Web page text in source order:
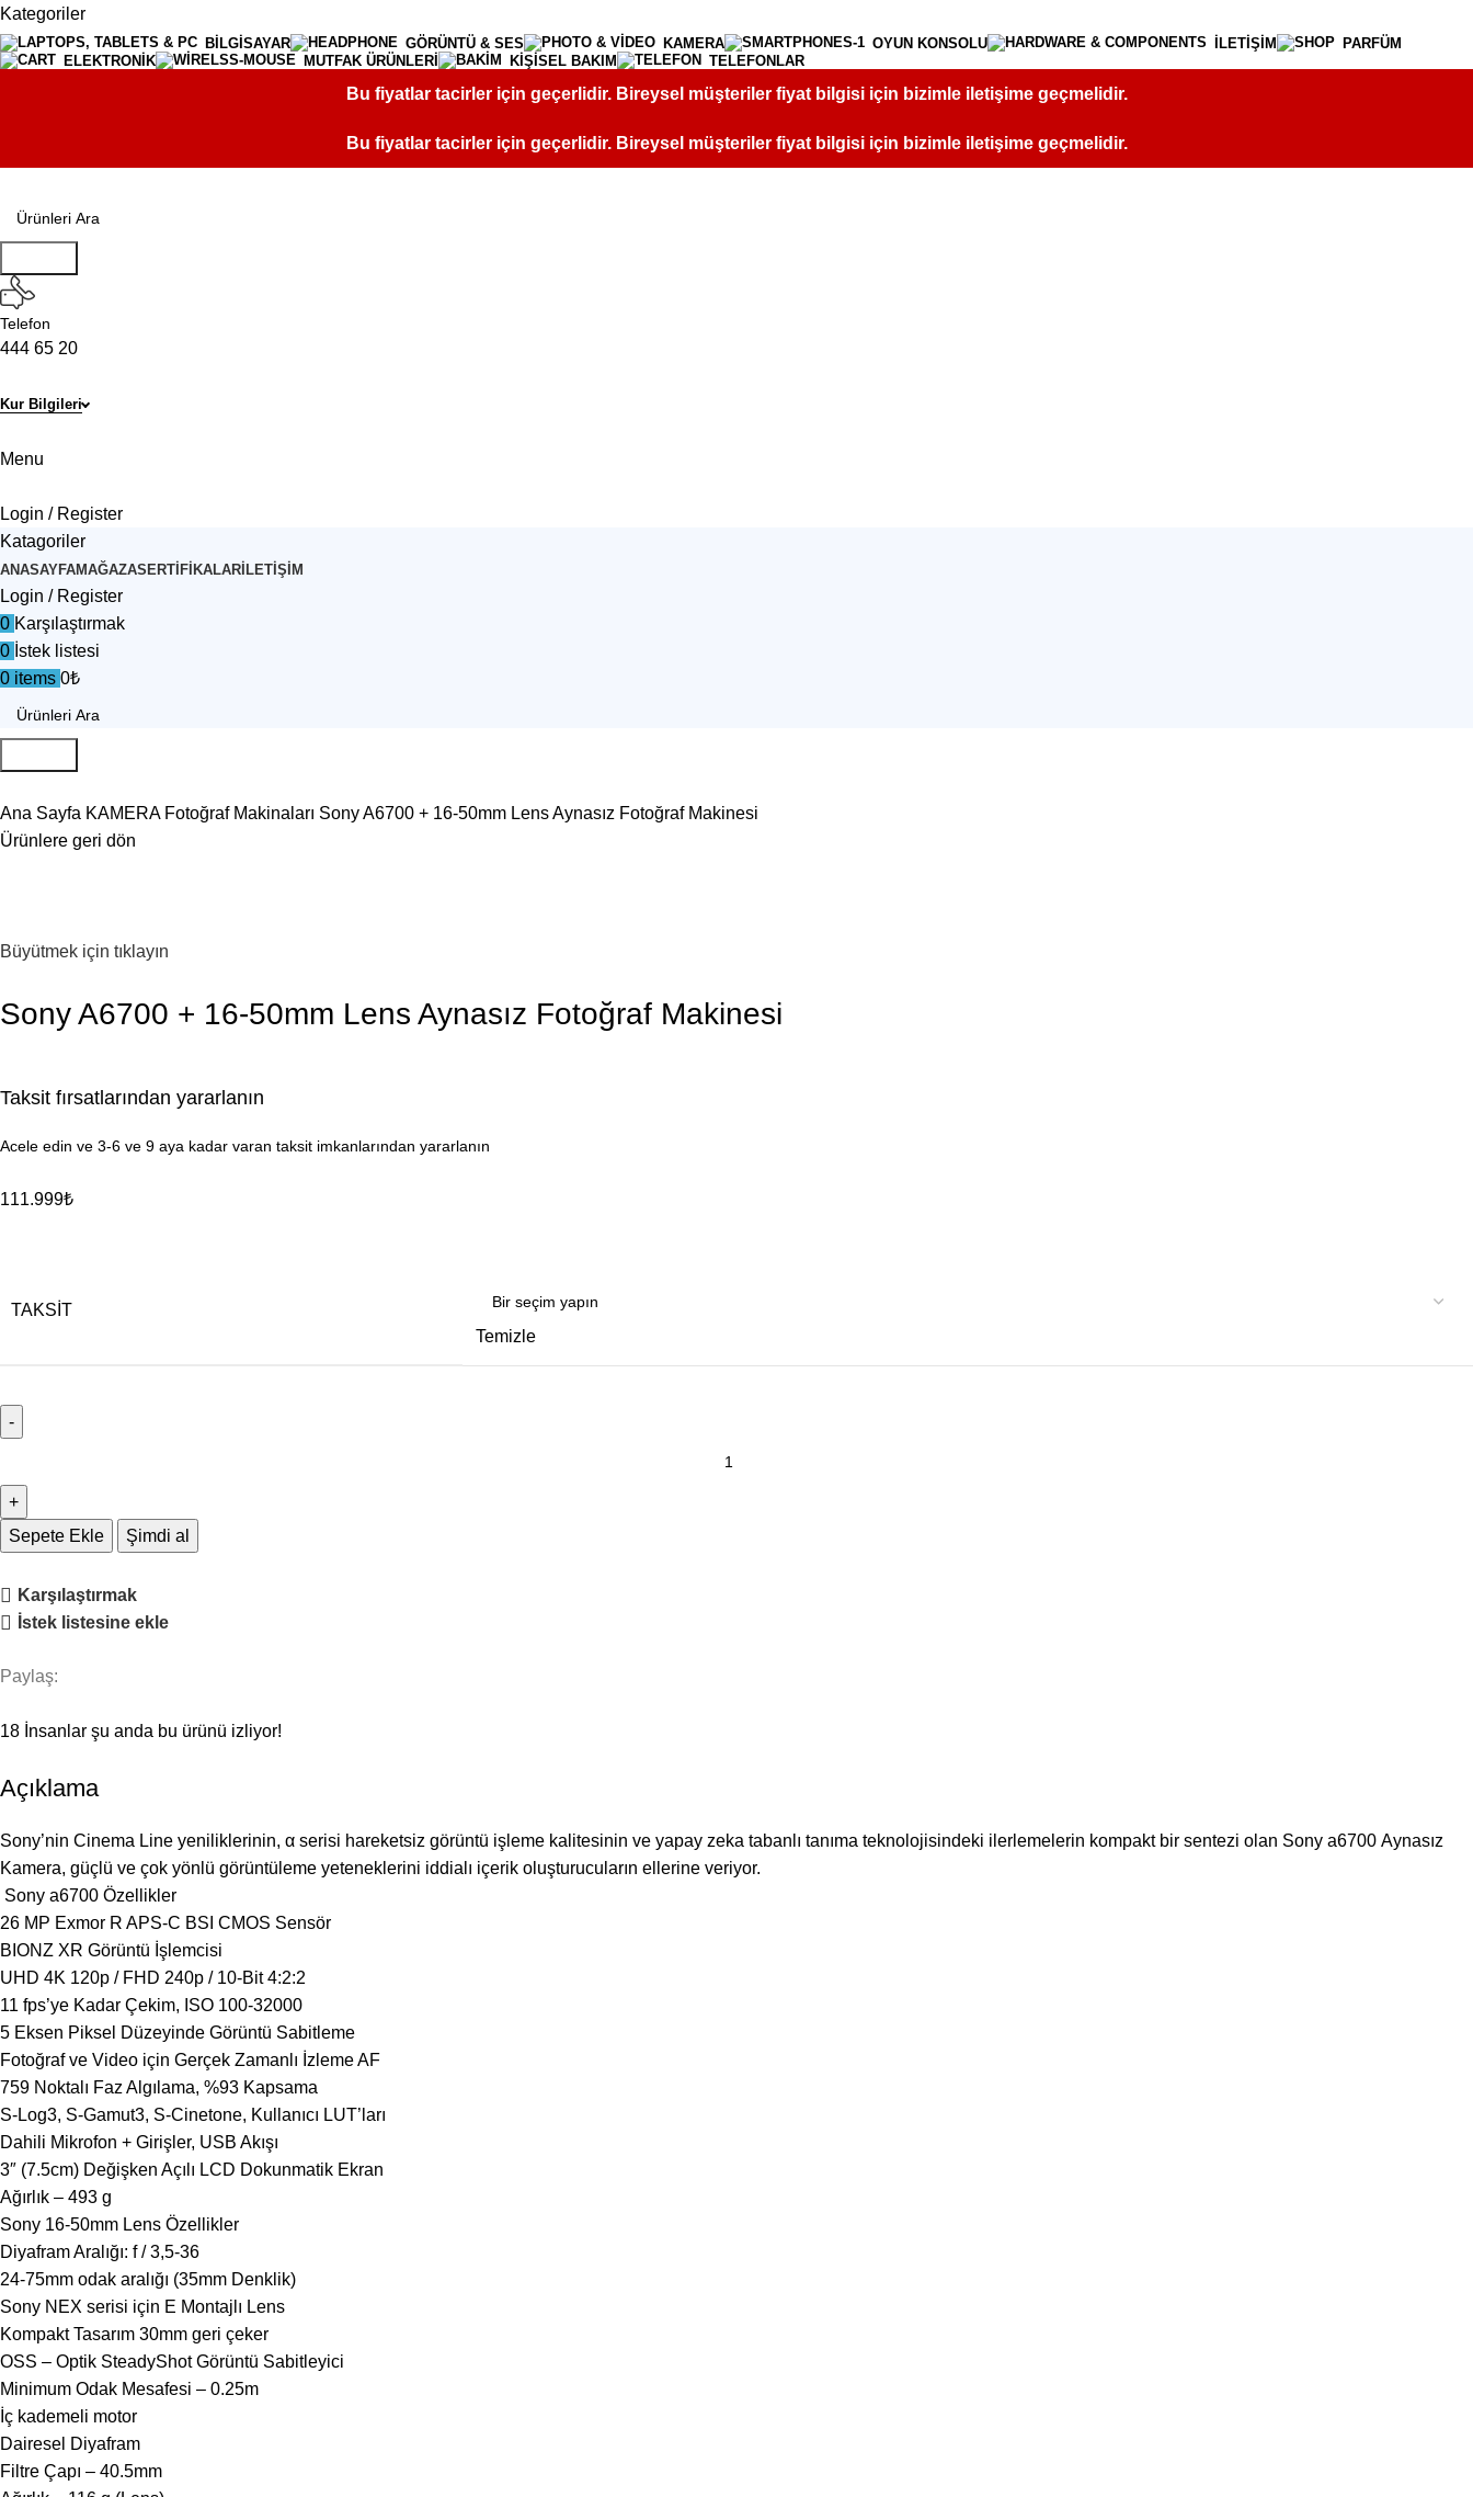
Kategoriler
BİLGİSAYAR GÖRÜNTÜ & SES KAMERA OYUN KONSOLU İLETİŞİM
PARFÜM
ELEKTRONİK
MUTFAK ÜRÜNLERİ KİŞİSEL BAKIM TELEFONLAR
Bu fiyatlar tacirler için geçerlidir. Bireysel müşteriler fiyat bilgisi için bizimle iletişime geçmelidir.
Bu fiyatlar tacirler için geçerlidir. Bireysel müşteriler fiyat bilgisi için bizimle iletişime geçmelidir.
Telefon
444 65 20
Kur Bilgileri
Menu
Login / Register
Katagoriler
ANASAYFAMAĞAZASERTIFIKALAR İLETIŞIM
Login / Register
0 Karşılaştırmak
0 İstek listesi
0 items 0₺
Ana Sayfa KAMERA Fotoğraf Makinaları Sony A6700 + 16-50mm Lens Aynasız Fotoğraf Makinesi
Ürünlere geri dön
Büyütmek için tıklayın
Sony A6700 + 16-50mm Lens Aynasız Fotoğraf Makinesi
Taksit fırsatlarından yararlanın
Acele edin ve 3-6 ve 9 aya kadar varan taksit imkanlarından yararlanın
111.999₺
TAKSIT
Temizle
Sepete Ekle Şimdi al
Karşılaştırmak
İstek listesine ekle
Paylaş:
18 İnsanlar şu anda bu ürünü izliyor!
Açıklama
Sony’nin Cinema Line yeniliklerinin, α serisi hareketsiz görüntü işleme kalitesinin ve yapay zeka tabanlı tanıma teknolojisindeki ilerlemelerin kompakt bir sentezi olan Sony a6700 Aynasız
Kamera, güçlü ve çok yönlü görüntüleme yeteneklerini iddialı içerik oluşturucuların ellerine veriyor.
Sony a6700 Özellikler
26 MP Exmor R APS-C BSI CMOS Sensör
BIONZ XR Görüntü İşlemcisi
UHD 4K 120p / FHD 240p / 10-Bit 4:2:2
11 fps’ye Kadar Çekim, ISO 100-32000
5 Eksen Piksel Düzeyinde Görüntü Sabitleme
Fotoğraf ve Video için Gerçek Zamanlı İzleme AF
759 Noktalı Faz Algılama, %93 Kapsama
S-Log3, S-Gamut3, S-Cinetone, Kullanıcı LUT’ları
Dahili Mikrofon + Girişler, USB Akışı
3″ (7.5cm) Değişken Açılı LCD Dokunmatik Ekran
Ağırlık – 493 g
Sony 16-50mm Lens Özellikler
Diyafram Aralığı: f / 3,5-36
24-75mm odak aralığı (35mm Denklik)
Sony NEX serisi için E Montajlı Lens
Kompakt Tasarım 30mm geri çeker
OSS – Optik SteadyShot Görüntü Sabitleyici
Minimum Odak Mesafesi – 0.25m
İç kademeli motor
Dairesel Diyafram
Filtre Çapı – 40.5mm